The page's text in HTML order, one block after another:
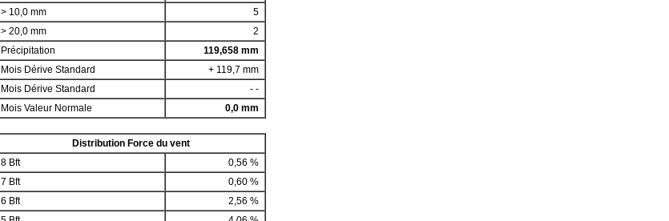
> 10,0 mm
5
> 20,0 mm
2
Précipitation
119,658 mm
Mois Dérive Standard
+ 119,7 mm
Mois Dérive Standard
- -
Mois Valeur Normale
0,0 mm
Distribution Force du vent
8 Bft
0,56 %
7 Bft
0,60 %
6 Bft
2,56 %